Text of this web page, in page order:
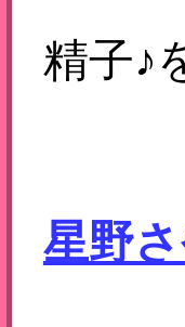
精子♪
星野